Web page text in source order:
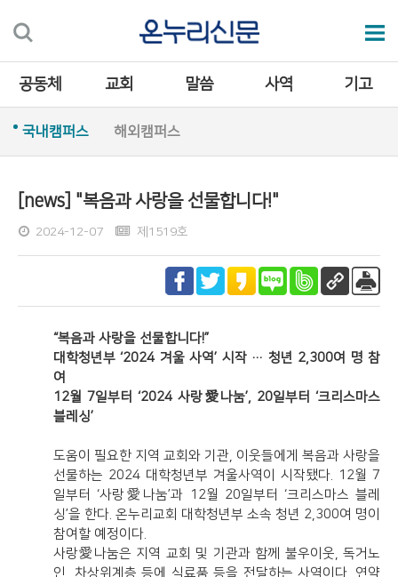
공동체 교회 말씀 사역 기고
국내캠퍼스 해외캠퍼스
[news] "복음과 사랑을 선물합니다!"
2024-12-07 제1519호
“복음과 사랑을 선물합니다!”
대학청년부 ‘2024 겨울 사역’ 시작 … 청년 2,300여 명 참
여
12월 7일부터 ‘2024 사랑愛나눔’, 20일부터 ‘크리스마스
블레싱’
도움이 필요한 지역 교회와 기관, 이웃들에게 복음과 사랑을
선물하는 2024 대학청년부 겨울사역이 시작됐다. 12월 7
일부터 ‘사랑愛나눔’과 12월 20일부터 ‘크리스마스 블레
싱’을 한다. 온누리교회 대학청년부 소속 청년 2,300여 명이
참여할 예정이다.
사랑愛나눔은 지역 교회 및 기관과 함께 불우이웃, 독거노
인, 차상위계층 등에 식료품 등을 전달하는 사역이다. 연약